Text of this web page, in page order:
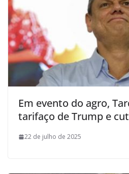
Em evento do agro,
tarifaço de Trump e
22 de julho de 2025